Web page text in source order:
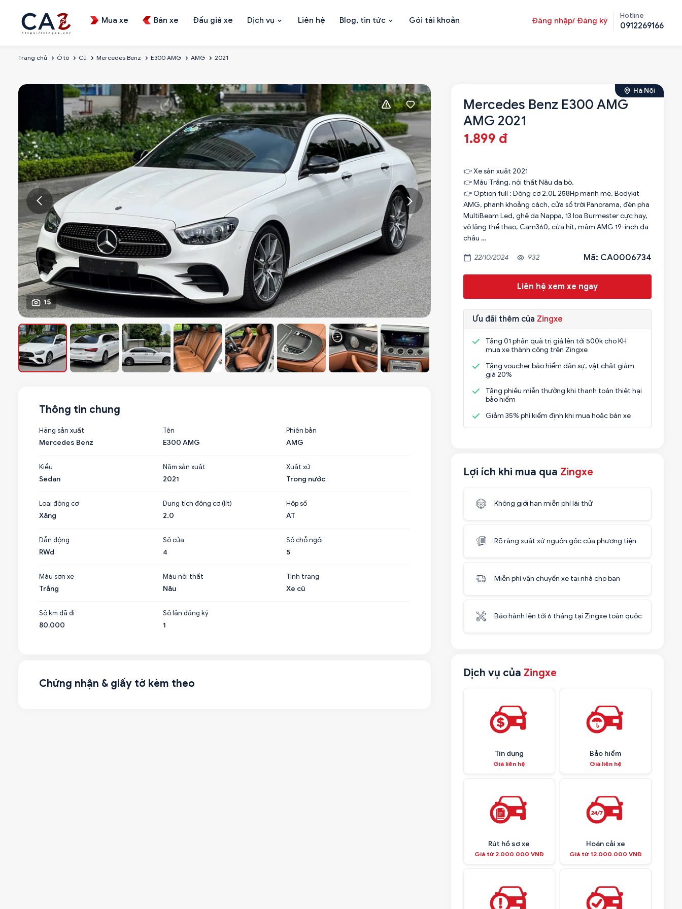
Mua xe Bán xe Đấu giá xe Dịch vụ Liên hệ Blog, tin tức Gói tài khoản Đăng nhập/ Đăng ký
Hotline
0912269166
Trang chủ Ô tô Cũ Mercedes Benz E300 AMG AMG 2021
15
Hà Nội
Mercedes Benz E300 AMG
AMG 2021
1.899 đ
👉 Xe sản xuất 2021
👉 Màu Trắng, nội thất Nâu da bò.
👉 Option full : Động cơ 2.0L 258Hp mãnh mẽ, Bodykit
AMG, phanh khoảng cách, cửa sổ trời Panorama, đèn pha
MultiBeam Led, ghế da Nappa, 13 loa Burmester cực hay,
vô lăng thể thao, Cam360, cửa hít, mâm AMG 19-inch đa
chấu …
22/10/2024 932 Mã: CA0006734
Liên hệ xem xe ngay
Ưu đãi thêm của Zingxe
Tặng 01 phần quà trị giá lên tới 500k cho KH
mua xe thành công trên Zingxe
Tặng voucher bảo hiểm dân sự, vật chất giảm
giá 20%
Tặng phiếu miễn thưởng khi thanh toán thiệt hại
bảo hiểm
Giảm 35% phí kiểm định khi mua hoặc bán xe
Lợi ích khi mua qua Zingxe
Không giới hạn miễn phí lái thử
Rõ ràng xuất xứ nguồn gốc của phương tiện
Miễn phí vận chuyển xe tại nhà cho bạn
Bảo hành lên tới 6 tháng tại Zingxe toàn quốc
Dịch vụ của Zingxe
Tín dụng
Giá liên hệ
Bảo hiểm
Giá liên hệ
Rút hồ sơ xe
Giá từ 2.000.000 VNĐ
Hoán cải xe
Giá từ 12.000.000 VNĐ
Thông tin chung
Hãng sản xuất
Mercedes Benz
Tên
E300 AMG
Phiên bản
AMG
Kiểu
Sedan
Năm sản xuất
2021
Xuất xứ
Trong nước
Loại động cơ
Xăng
Dung tích động cơ (lít)
2.0
Hộp số
AT
Dẫn động
RWd
Số cửa
4
Số chỗ ngồi
5
Màu sơn xe
Trắng
Màu nội thất
Nâu
Tình trạng
Xe cũ
Số km đã đi
80,000
Số lần đăng ký
1
Chứng nhận & giấy tờ kèm theo